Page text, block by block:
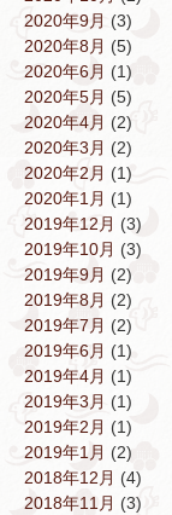
2020年9月 (3)
2020年8月 (5)
2020年6月 (1)
2020年5月 (5)
2020年4月 (2)
2020年3月 (2)
2020年2月 (1)
2020年1月 (1)
2019年12月 (3)
2019年10月 (3)
2019年9月 (2)
2019年8月 (2)
2019年7月 (2)
2019年6月 (1)
2019年4月 (1)
2019年3月 (1)
2019年2月 (1)
2019年1月 (2)
2018年12月 (4)
2018年11月 (3)